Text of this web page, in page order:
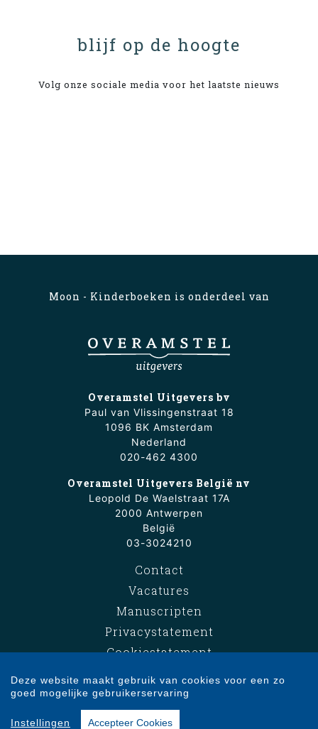
blijf op de hoogte
Volg onze sociale media voor het laatste nieuws
Moon - Kinderboeken is onderdeel van
Overamstel Uitgevers bv
Paul van Vlissingenstraat 18
1096 BK Amsterdam
Nederland
020-462 4300
Overamstel Uitgevers België nv
Leopold De Waelstraat 17A
2000 Antwerpen
België
03-3024210
Contact
Vacatures
Manuscripten
Privacystatement
Cookiestatement
Copyright © 2007-2026 Overamstel Uitgevers - Alle rechten voorbehouden -
Deze website maakt gebruik van cookies voor een zo
goed mogelijke gebruikerservaring
Instellingen Accepteer Cookies